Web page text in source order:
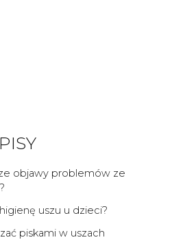
objawy problemów ze
uszu u dzieci?
piskami w uszach